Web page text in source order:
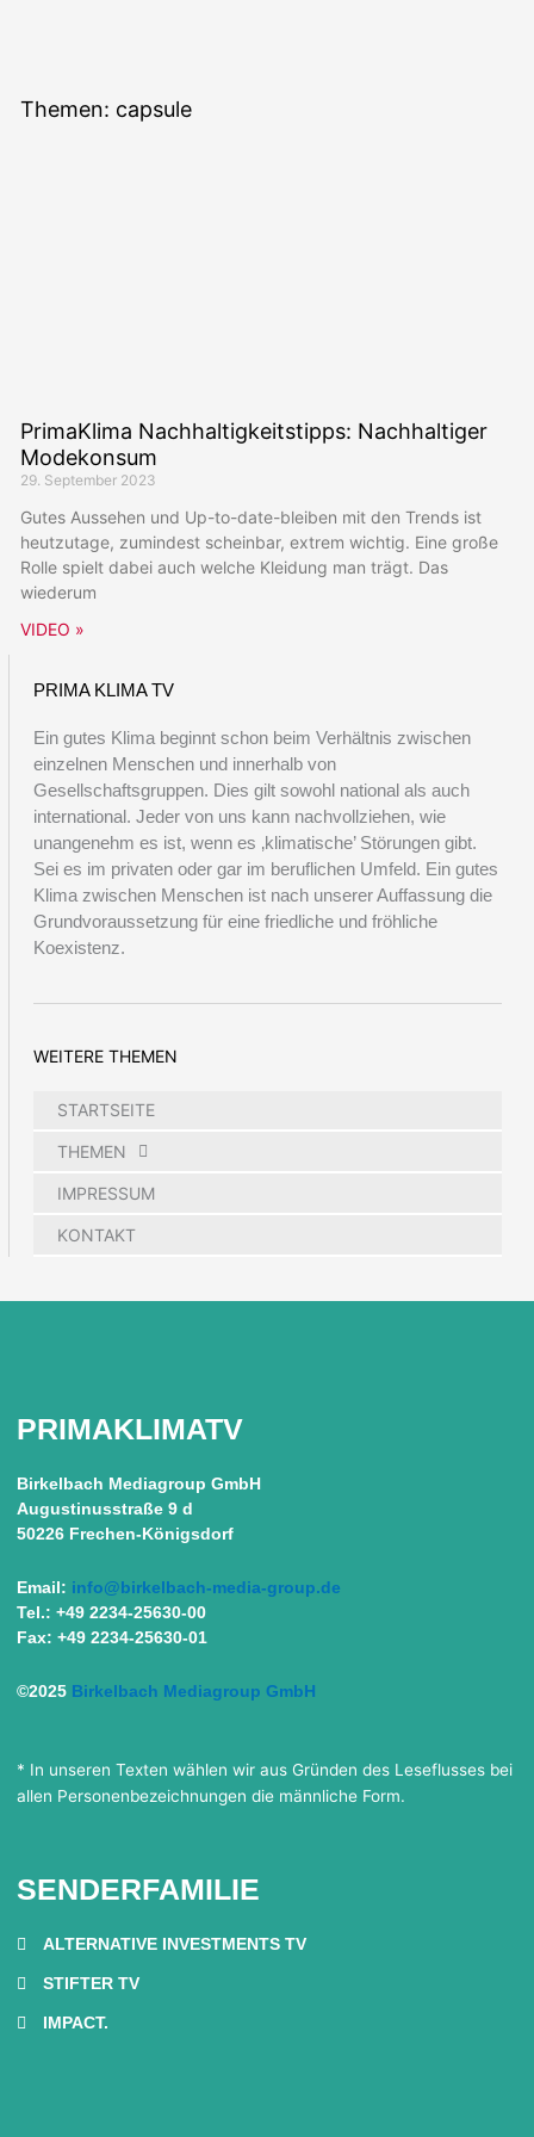
Adam Opel, Gründer der Firma
Themen: capsule
PrimaKlima Nachhaltigkeitstipps: Nachhaltiger
Modekonsum
29. September 2023
Gutes Aussehen und Up-to-date-bleiben mit den Trends ist
heutzutage, zumindest scheinbar, extrem wichtig. Eine große
Rolle spielt dabei auch welche Kleidung man trägt. Das
wiederum
VIDEO »
PRIMA KLIMA TV
Ein gutes Klima beginnt schon beim Verhältnis zwischen
einzelnen Menschen und innerhalb von
Gesellschaftsgruppen. Dies gilt sowohl national als auch
international. Jeder von uns kann nachvollziehen, wie
unangenehm es ist, wenn es ‚klimatische’ Störungen gibt.
Sei es im privaten oder gar im beruflichen Umfeld. Ein gutes
Klima zwischen Menschen ist nach unserer Auffassung die
Grundvoraussetzung für eine friedliche und fröhliche
Koexistenz.
WEITERE THEMEN
STARTSEITE
THEMEN
IMPRESSUM
KONTAKT
PRIMAKLIMATV
Birkelbach Mediagroup GmbH
Augustinusstraße 9 d
50226 Frechen-Königsdorf
Email: info@birkelbach-media-group.de
Tel.: +49 2234-25630-00
Fax: +49 2234-25630-01
©2025 Birkelbach Mediagroup GmbH
* In unseren Texten wählen wir aus Gründen des Leseflusses bei
allen Personenbezeichnungen die männliche Form.
SENDERFAMILIE
ALTERNATIVE INVESTMENTS TV
STIFTER TV
IMPACT.